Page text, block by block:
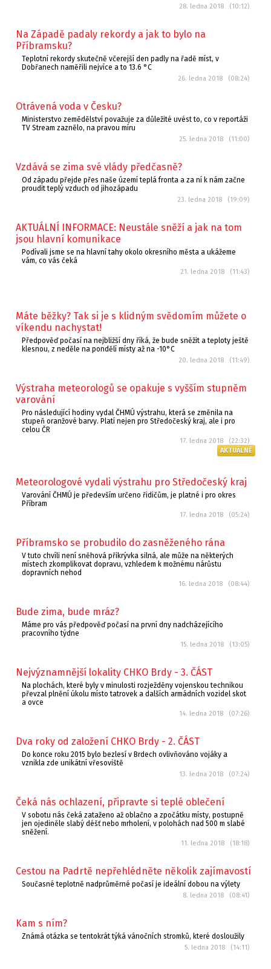
28. ledna 2018 (10:12)
Na Západě padaly rekordy a jak to bylo na
Příbramsku?
Teplotní rekordy skutečně včerejší den padly na řadě míst, v
Dobřanech naměřili nejvíce a to 13.6 °C
26. ledna 2018 (08:24)
Otrávená voda v Česku?
Ministerstvo zemědělství považuje za důležité uvést to, co v reportáži
TV Stream zaznělo, na pravou míru
25. ledna 2018 (11:00)
Vzdává se zima své vlády předčasně?
Od západu přejde přes naše území teplá fronta a za ní k nám začne
proudit teplý vzduch od jihozápadu
23. ledna 2018 (19:09)
AKTUÁLNÍ INFORMACE: Neustále sněží a jak na tom
jsou hlavní komunikace
Podívali jsme se na hlavní tahy okolo okresního města a ukážeme
vám, co vás čeká
21. ledna 2018 (11:43)
Máte běžky? Tak si je s klidným svědomím můžete o
víkendu nachystat!
Předpověď počasí na nejbližší dny říká, že bude sněžit a teploty ještě
klesnou, z neděle na pondělí místy až na -10°C
20. ledna 2018 (11:49)
Výstraha meteorologů se opakuje s vyšším stupněm
varování
Pro následující hodiny vydal ČHMÚ výstrahu, která se změnila na
stupeň oranžové barvy. Platí nejen pro Středočeský kraj, ale i pro
celou ČR
17. ledna 2018 (22:32)
AKTUÁLNĚ
Meteorologové vydali výstrahu pro Středočeský kraj
Varování ČHMÚ je především určeno řidičům, je platné i pro okres
Příbram
17. ledna 2018 (05:24)
Příbramsko se probudilo do zasněženého rána
V tuto chvíli není sněhová přikrývka silná, ale může na některých
místech zkomplikovat dopravu, vzhledem k možnému nárůstu
dopravních nehod
16. ledna 2018 (08:44)
Bude zima, bude mráz?
Máme pro vás předpověď počasí na první dny nadcházejícího
pracovního týdne
15. ledna 2018 (13:05)
Nejvýznamnější lokality CHKO Brdy - 3. ČÁST
Na plochách, které byly v minulosti rozježděny vojenskou technikou
převzal plnění úkolu místo tatrovek a dalších armádních vozidel skot
a ovce
14. ledna 2018 (07:26)
Dva roky od založení CHKO Brdy - 2. ČÁST
Do konce roku 2015 bylo bezlesí v Brdech ovlivňováno vojáky a
vznikla zde unikátní vřesoviště
13. ledna 2018 (07:24)
Čeká nás ochlazení, připravte si teplé oblečení
V sobotu nás čeká zataženo až oblačno a zpočátku místy, postupně
jen ojediněle slabý déšť nebo mrholení, v polohách nad 500 m slabé
sněžení.
11. ledna 2018 (18:18)
Cestou na Padrtě nepřehlédněte několik zajímavostí
Současné teplotně nadprůměrné počasí je ideální dobou na výlety
8. ledna 2018 (08:41)
Kam s ním?
Známá otázka se tentokrát týká vánočních stromků, které dosloužily
5. ledna 2018 (14:11)